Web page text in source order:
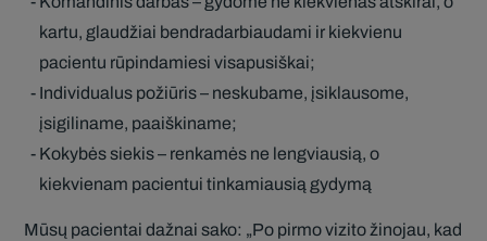
kartu, glaudžiai bendradarbiaudami ir kiekvienu
pacientu rūpindamiesi visapusiškai;
Individualus požiūris – neskubame, įsiklausome,
įsigiliname, paaiškiname;
Kokybės siekis – renkamės ne lengviausią, o
kiekvienam pacientui tinkamiausią gydymą
Mūsų pacientai dažnai sako: „Po pirmo vizito žinojau, kad